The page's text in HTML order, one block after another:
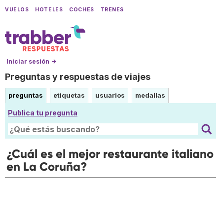
VUELOS HOTELES COCHES TRENES
Iniciar sesión →
Preguntas y respuestas de viajes
preguntas etiquetas usuarios medallas
Publica tu pregunta
¿Cuál es el mejor restaurante italiano
en La Coruña?